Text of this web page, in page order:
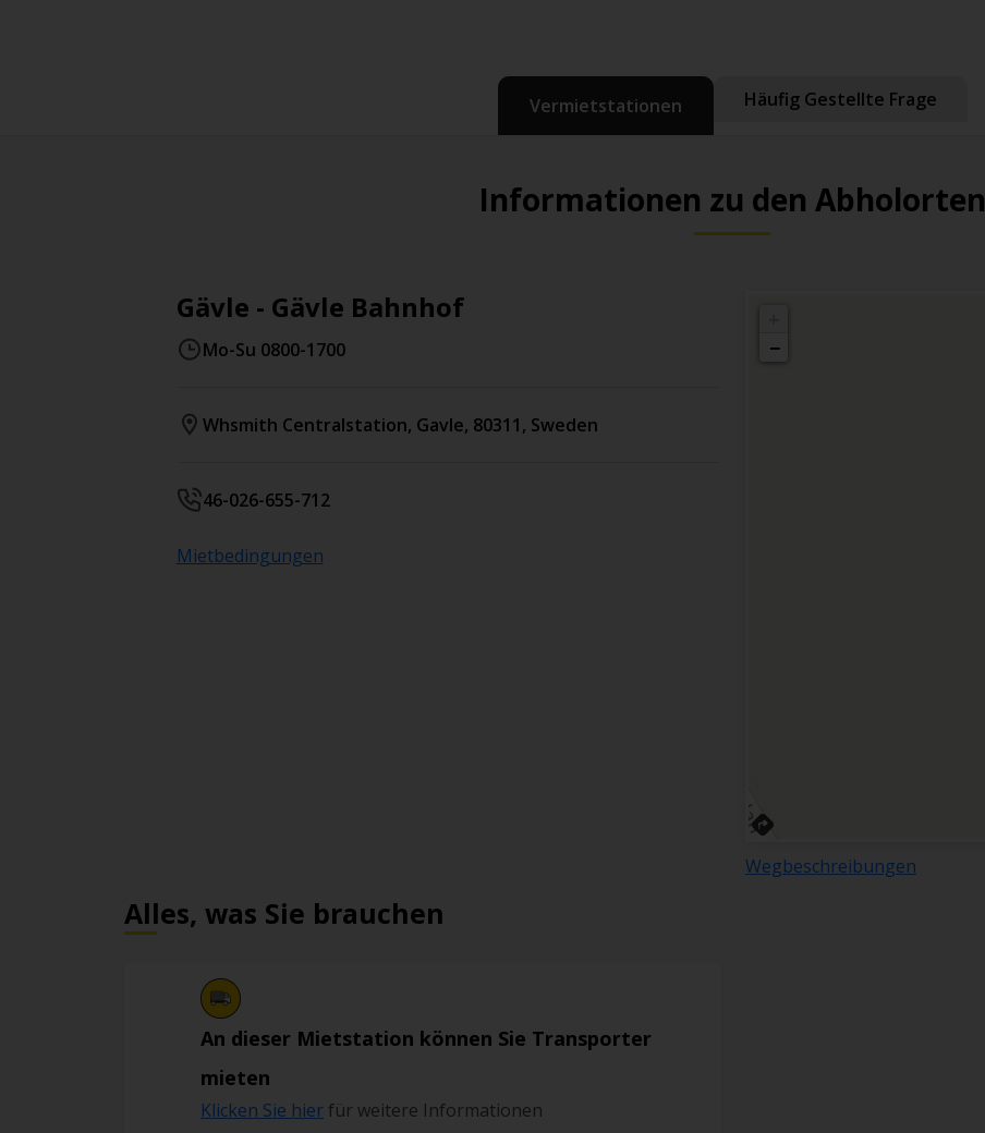
Vermietstationen Häufig Gestellte Frage
Informationen zu den Abholorten
Gävle - Gävle Bahnhof
Mo-Su 0800-1700
Whsmith Centralstation, Gavle, 80311, Sweden
46-026-655-712
Mietbedingungen
−
Wegbeschreibungen
Alles, was Sie brauchen
An dieser Mietstation können Sie Transporter
mieten
Klicken Sie hier für weitere Informationen